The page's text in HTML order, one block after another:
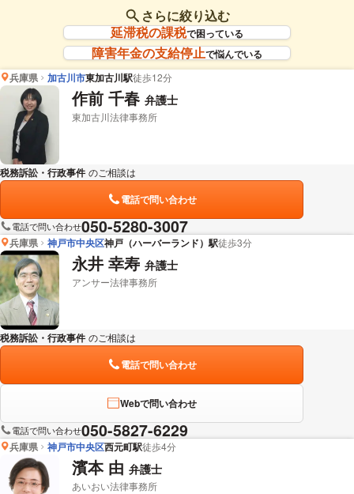
さらに絞り込む
延滞税の課税で困っている
障害年金の支給停止で悩んでいる
兵庫県
加古川市東加古川駅徒歩12分
作前 千春 弁護士
東加古川法律事務所
税務訴訟・行政事件 のご相談は
電話で問い合わせ
電話で問い合わせ050-5280-3007
兵庫県 神戸市中央区神戸（ハーバーランド）駅徒歩3分
永井 幸寿 弁護士
アンサー法律事務所
税務訴訟・行政事件 のご相談は
電話で問い合わせ
Webで問い合わせ
電話で問い合わせ050-5827-6229
兵庫県 神戸市中央区西元町駅徒歩4分
濱本 由 弁護士
あいおい法律事務所